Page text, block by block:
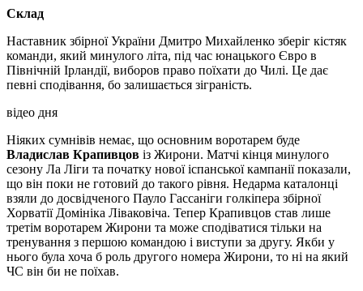
Склад
Наставник збірної України Дмитро Михайленко зберіг кістяк
команди, який минулого літа, під час юнацького Євро в
Північній Ірландії, виборов право поїхати до Чилі. Це дає
певні сподівання, бо залишається зіграність.
відео дня
Ніяких сумнівів немає, що основним воротарем буде
Владислав Крапивцов із Жирони. Матчі кінця минулого
сезону Ла Ліги та початку нової іспанської кампанії показали,
що він поки не готовий до такого рівня. Недарма каталонці
взяли до досвідченого Пауло Гассаніги голкіпера збірної
Хорватії Домініка Ліваковіча. Тепер Крапивцов став лише
третім воротарем Жирони та може сподіватися тільки на
тренування з першою командою і виступи за другу. Якби у
нього була хоча б роль другого номера Жирони, то ні на який
ЧС він би не поїхав.